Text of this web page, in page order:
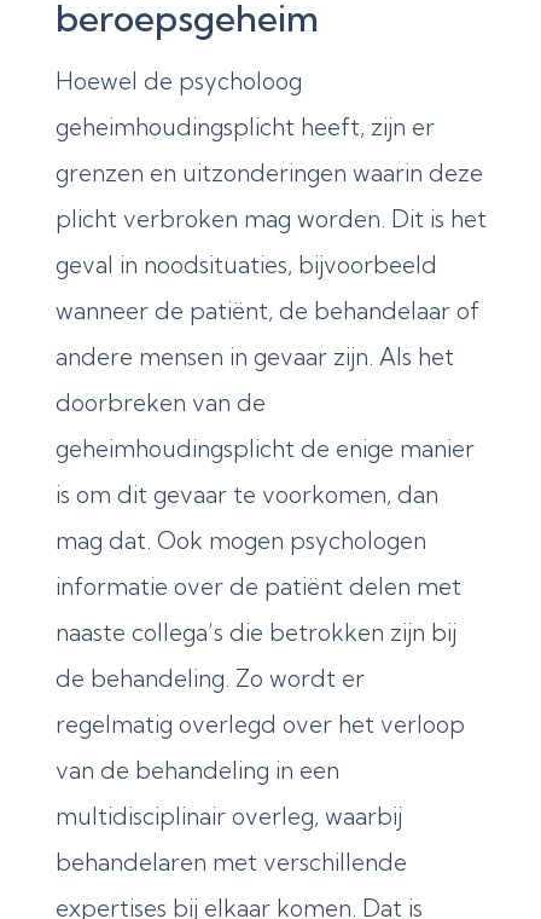
beroepsgeheim
Hoewel de psycholoog
geheimhoudingsplicht heeft, zijn er
grenzen en uitzonderingen waarin deze
plicht verbroken mag worden. Dit is het
geval in noodsituaties, bijvoorbeeld
wanneer de patiënt, de behandelaar of
andere mensen in gevaar zijn. Als het
doorbreken van de
geheimhoudingsplicht de enige manier
is om dit gevaar te voorkomen, dan
mag dat. Ook mogen psychologen
informatie over de patiënt delen met
naaste collega’s die betrokken zijn bij
de behandeling. Zo wordt er
regelmatig overlegd over het verloop
van de behandeling in een
multidisciplinair overleg, waarbij
behandelaren met verschillende
expertises bij elkaar komen. Dat is